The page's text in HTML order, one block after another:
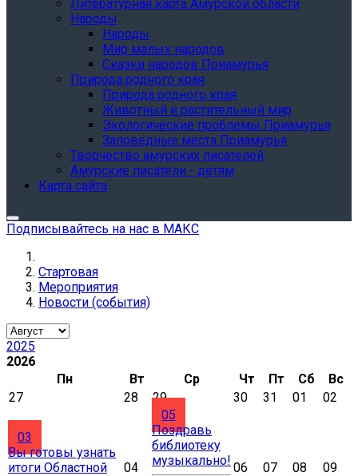
Литературная карта Амурской области
Народы
Народы
Мир малых народов
Сказки народов Приамурья
Природа родного края
Природа родного края
Животный и растительный мир
Экологические проблемы Приамурья
Заповедные места Приамурья
Творчество амурских писателей
Амурские писатели - детям
Карта сайта
Подписывайтесь на нас в МАКС
Стартовая
Мероприятия
Новости (события)
2025
2026
Пн
Вт Ср Чт Пт Сб
Вс
27
28 29 30 31 01 02
03
Вы готовы узнать
итоги Областной
04
05
Поздравь
библиотеку
музыкально! 06 07 08 09